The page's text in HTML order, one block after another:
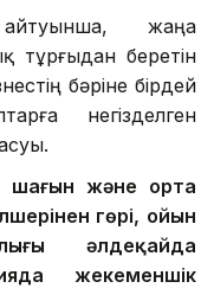
жаңа
тұрғыдан беретін
бәріне бірдей
негізделген
шағын және орта
гөрі, ойын
әлдеқайда
жекеменшік